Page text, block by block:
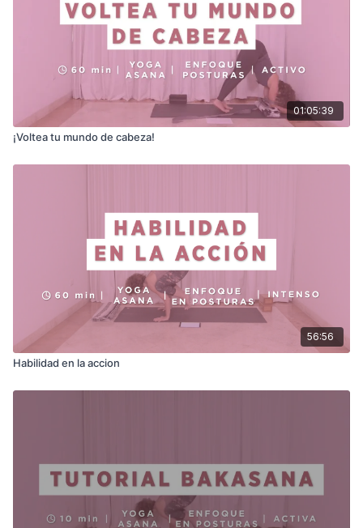
Es momento deprender tu sol internoy dejar que tu luz brille
sin límites. ✨🌞
1 bloque y 1 cobija.
01:05:39
¡Voltea tu mundo de cabeza!
56:56
Habilidad en la accion